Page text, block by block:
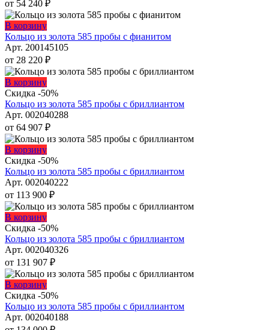
товара.
вариаций.
Опции
можно
выбрать
на
странице
товара.
от 54 240 ₽
В корзинуЭтот
товар
имеет
несколько
вариаций.
Опции
можно
выбрать
на
странице
товара.
Кольцо из золота 585 пробы с фианитом
Арт. 200145105
от 28 220 ₽
В корзинуЭтот
товар
имеет
несколько
вариаций.
Опции
можно
выбрать
на
странице
товара.
Скидка -50%
Кольцо из золота 585 пробы с бриллиантом
Арт. 002040288
от 64 907 ₽
В корзинуЭтот
товар
имеет
несколько
вариаций.
Опции
можно
выбрать
на
странице
товара.
Скидка -50%
Кольцо из золота 585 пробы с бриллиантом
Арт. 002040222
от 113 900 ₽
В корзинуЭтот
товар
имеет
несколько
вариаций.
Опции
можно
выбрать
на
странице
товара.
Скидка -50%
Кольцо из золота 585 пробы с бриллиантом
Арт. 002040326
от 131 907 ₽
В корзинуЭтот
товар
имеет
несколько
вариаций.
Скидка -50%
Кольцо из золота 585 пробы с бриллиантом
Арт. 002040188